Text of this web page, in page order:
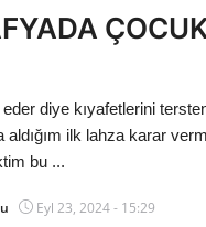
diye kıyafetlerini
aldığım ilk lahza karar
bu ...
Eyl 23, 2024 - 15:29